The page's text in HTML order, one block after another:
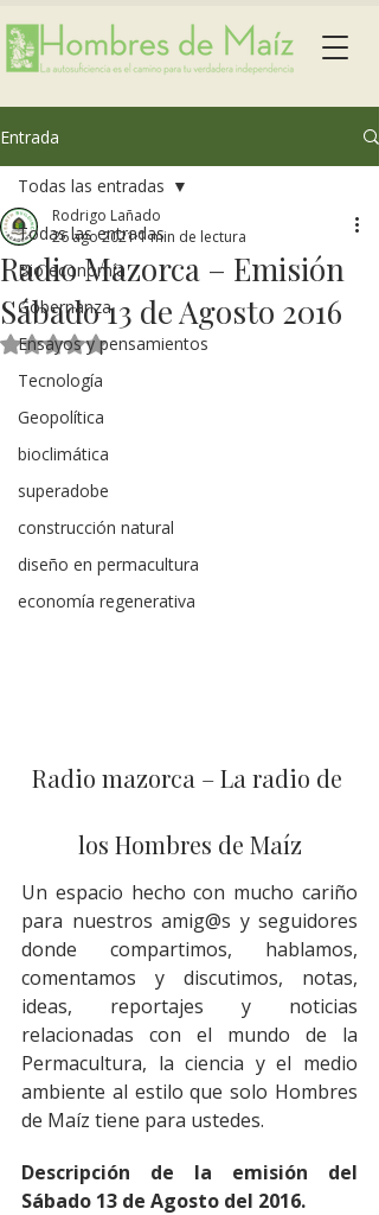
Entrada
Todas las entradas
Bio economía
Gobernanza
Ensayos y pensamientos
Tecnología
Geopolítica
bioclimática
superadobe
construcción natural
diseño en permacultura
economía regenerativa
Todas las entradas
Radio Mazorca – Emisión
Sábado 13 de Agosto 2016
Rodrigo Lañado
26 ago 20211 min de lectura
Obtuvo NaN de 5 estrellas.
Radio mazorca – La radio de
los Hombres de Maíz
Un espacio hecho con mucho cariño
para nuestros amig@s y seguidores
donde compartimos, hablamos,
comentamos y discutimos, notas,
ideas, reportajes y noticias
relacionadas con el mundo de la
Permacultura, la ciencia y el medio
ambiente al estilo que solo Hombres
de Maíz tiene para ustedes.
Descripción de la emisión del
Sábado 13 de Agosto del 2016.